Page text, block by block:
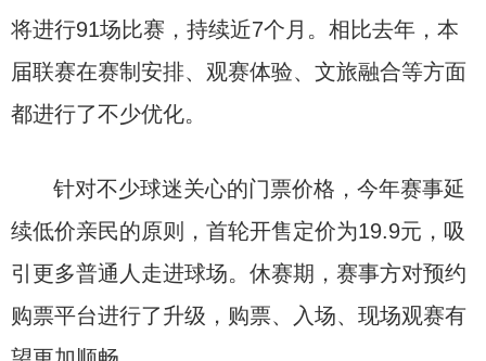
将进行91场比赛，持续近7个月。相比去年，本
届联赛在赛制安排、观赛体验、文旅融合等方面
都进行了不少优化。
针对不少球迷关心的门票价格，今年赛事延
续低价亲民的原则，首轮开售定价为19.9元，吸
引更多普通人走进球场。休赛期，赛事方对预约
购票平台进行了升级，购票、入场、现场观赛有